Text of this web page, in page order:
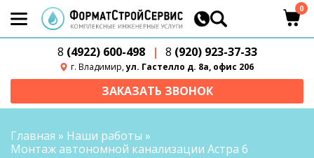
8 (4922) 600-498 | 8 (920) 923-37-33
г. Владимир,ул. Гастелло д. 8а, офис 206
0
ЗАКАЗАТЬ ЗВОНОК
Главная » Наши работы »
Монтаж автономной канализации Астра 6